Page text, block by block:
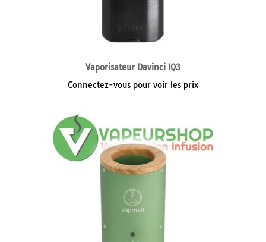
Vaporisateur Davinci IQ3
Connectez-vous pour voir les prix